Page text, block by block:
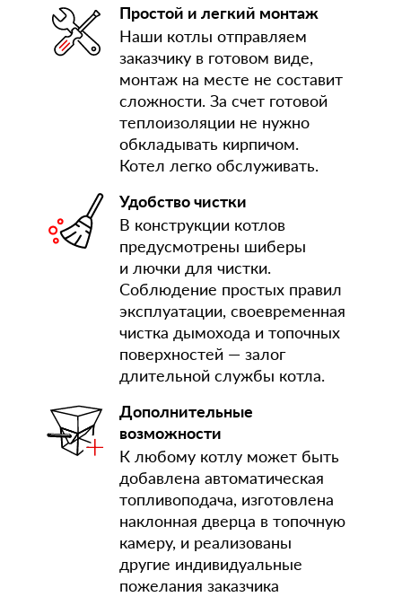
Простой и легкий монтаж
Наши котлы отправляем
заказчику в готовом виде,
монтаж на месте не составит
сложности. За счет готовой
теплоизоляции не нужно
обкладывать кирпичом.
Котел легко обслуживать.
Удобство чистки
В конструкции котлов
предусмотрены шиберы
и лючки для чистки.
Соблюдение простых правил
эксплуатации, своевременная
чистка дымохода и топочных
поверхностей — залог
длительной службы котла.
Дополнительные
возможности
К любому котлу может быть
добавлена автоматическая
топливоподача, изготовлена
наклонная дверца в топочную
камеру, и реализованы
другие индивидуальные
пожелания заказчика